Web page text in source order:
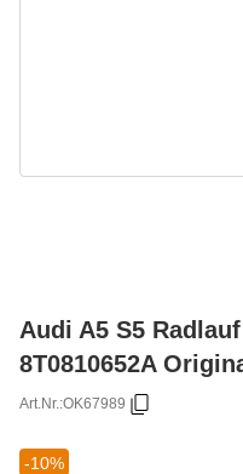
Audi A5 S5
8T0810652A
Art.Nr.:OK67989
-10%